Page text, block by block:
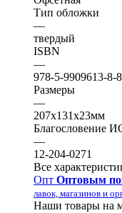
Тип обложки
—
твердый
ISBN
—
978-5-9909613-8-8
Размеры
—
207х131х23мм
Благословение
—
12-204-0271
Все
Опт Оптовым
лавок, магазинов и
Наши товары на